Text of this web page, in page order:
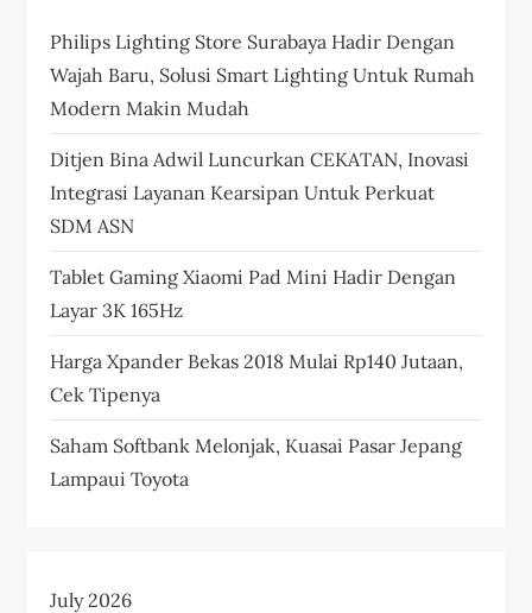
Philips Lighting Store Surabaya Hadir Dengan
Wajah Baru, Solusi Smart Lighting Untuk Rumah
Modern Makin Mudah
Ditjen Bina Adwil Luncurkan CEKATAN, Inovasi
Integrasi Layanan Kearsipan Untuk Perkuat
SDM ASN
Tablet Gaming Xiaomi Pad Mini Hadir Dengan
Layar 3K 165Hz
Harga Xpander Bekas 2018 Mulai Rp140 Jutaan,
Cek Tipenya
Saham Softbank Melonjak, Kuasai Pasar Jepang
Lampaui Toyota
July 2026